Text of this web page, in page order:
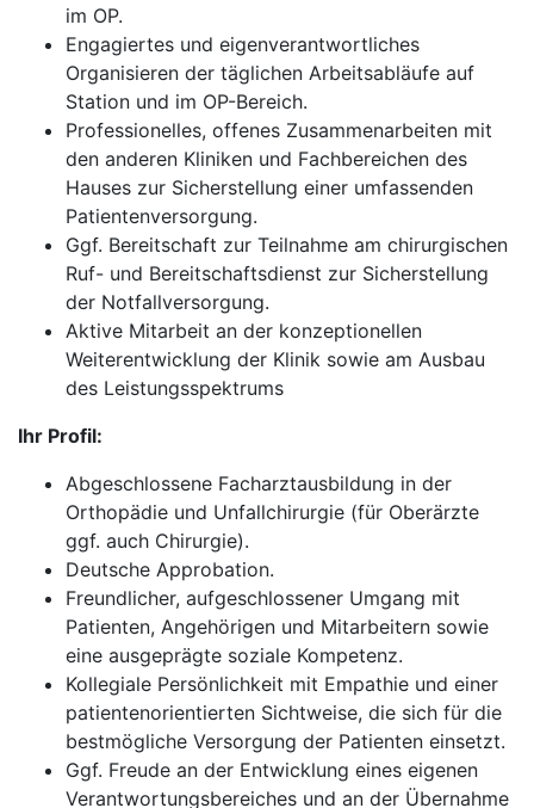
im OP.
Engagiertes und eigenverantwortliches
Organisieren der täglichen Arbeitsabläufe auf
Station und im OP-Bereich.
Professionelles, offenes Zusammenarbeiten mit
den anderen Kliniken und Fachbereichen des
Hauses zur Sicherstellung einer umfassenden
Patientenversorgung.
Ggf. Bereitschaft zur Teilnahme am chirurgischen
Ruf- und Bereitschaftsdienst zur Sicherstellung
der Notfallversorgung.
Aktive Mitarbeit an der konzeptionellen
Weiterentwicklung der Klinik sowie am Ausbau
des Leistungsspektrums
Ihr Profil:
Abgeschlossene Facharztausbildung in der
Orthopädie und Unfallchirurgie (für Oberärzte
ggf. auch Chirurgie).
Deutsche Approbation.
Freundlicher, aufgeschlossener Umgang mit
Patienten, Angehörigen und Mitarbeitern sowie
eine ausgeprägte soziale Kompetenz.
Kollegiale Persönlichkeit mit Empathie und einer
patientenorientierten Sichtweise, die sich für die
bestmögliche Versorgung der Patienten einsetzt.
Ggf. Freude an der Entwicklung eines eigenen
Verantwortungsbereiches und an der Übernahme